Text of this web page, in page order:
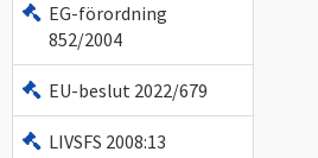
EG-förordning
852/2004
EU-beslut 2022/679
LIVSFS 2008:13